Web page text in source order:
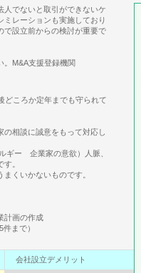
でないと取引ができないケ
レーションも実施しており
設立前からの検討が重要で
。M&A支援登録機関
どころか定年までも守られて
相談に誠意をもって対応し
ギー 企業家の意欲）人脈、
。
くいかないものです。
計画の作成
まで）
会社設立デメリット